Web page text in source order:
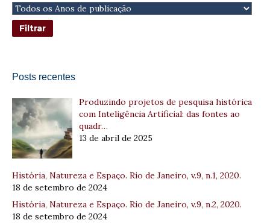
Posts recentes
Produzindo projetos de pesquisa histórica
com Inteligência Artificial: das fontes ao
quadr…
13 de abril de 2025
História, Natureza e Espaço. Rio de Janeiro, v.9, n.1, 2020.
18 de setembro de 2024
História, Natureza e Espaço. Rio de Janeiro, v.9, n.2, 2020.
18 de setembro de 2024